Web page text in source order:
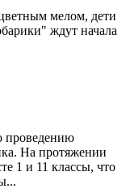
мелом, дети
ждут начала
проведению
На протяжении
1 и 11 классы, что